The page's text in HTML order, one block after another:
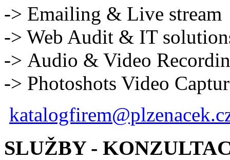
-> Emailing & Live stream
-> Web Audit & IT
-> Audio & Video
-> Photoshots Video
SLUŽBY -